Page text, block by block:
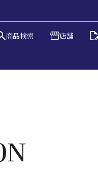
商品検索 店舗